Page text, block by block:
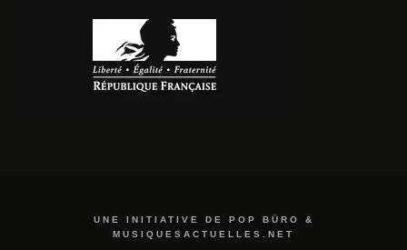
UNE INITIATIVE DE POP BÜRO &
MUSIQUESACTUELLES.NET